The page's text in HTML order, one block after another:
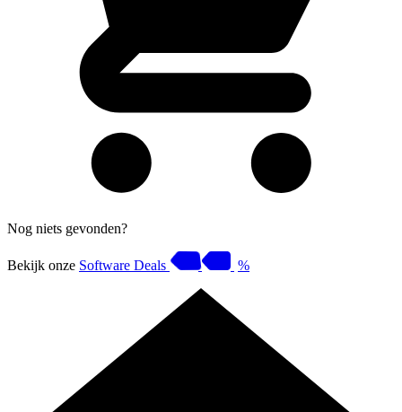
Nog niets gevonden?
Bekijk onze Software Deals %